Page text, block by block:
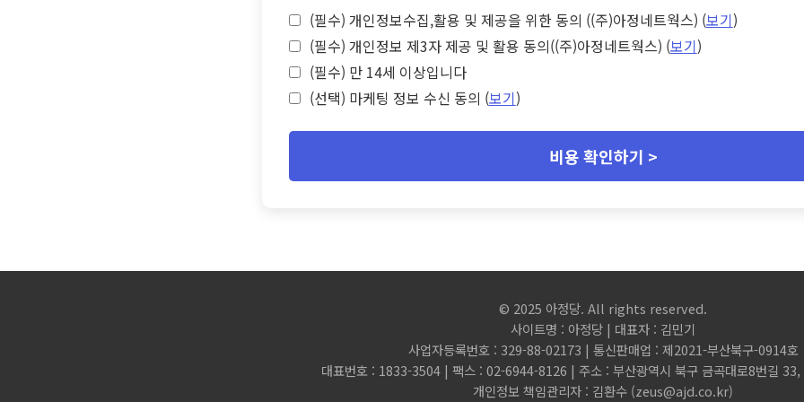
(필수) 개인정보수집,활용 및 제공을 위한 동의 ((주)아정네트웍스) (보기)
(필수) 개인정보 제3자 제공 및 활용 동의((주)아정네트웍스) (보기)
(필수) 만 14세 이상입니다
(선택) 마케팅 정보 수신 동의 (보기)
비용 확인하기 >
© 2025 아정당. All rights reserved.
사이트명 : 아정당 | 대표자 : 김민기
사업자등록번호 : 329-88-02173 | 통신판매업 : 제2021-부산북구-0914호
대표번호 : 1833-3504 | 팩스 : 02-6944-8126 | 주소 : 부산광역시 북구 금곡대로8번길 33,
개인정보 책임관리자 : 김환수 (zeus@ajd.co.kr)